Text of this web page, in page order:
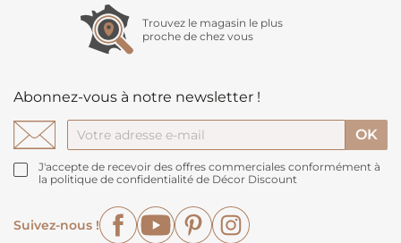
Trouvez le magasin le plus
proche de chez vous
Abonnez-vous à notre newsletter !
J'accepte de recevoir des offres commerciales conformément à
la politique de confidentialité de Décor Discount
Suivez-nous !
FacebookYouTubePinterest